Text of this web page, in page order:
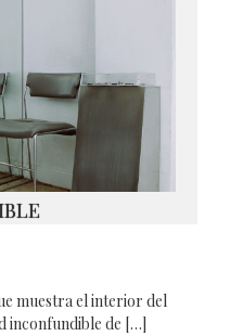
muestra el interior del
inconfundible de […]